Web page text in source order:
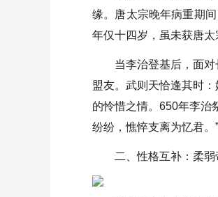
缘。唐太宗晚年病重期
年仅十四岁，虽未获唐太
当李治登基后，面
盟友。武则天恰逢其时
的怜惜之情。650年李治
纷纷，憔悴支离为忆君。
二、性格互补：柔
还是西域胡人
女皇武则天：也是个爱惜人才的
梁师都拥兵考：从地方豪强到割
据枭雄的兵力变迁
武则天：入宫的武媚，一朵怒放